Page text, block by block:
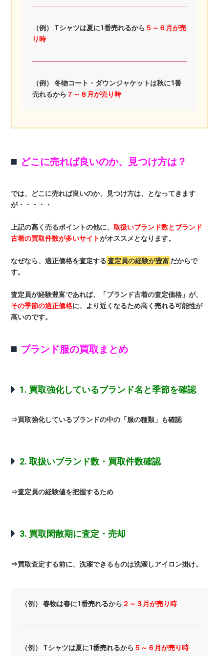
（例） Tシャツは夏に1番売れるから ５～６月が売
り時
（例） 冬物コート・ダウンジャケットは秋に1番
売れるから ７～８月が売り時
どこに売れば良いのか、見つけ方は？
では、どこに売れば良いのか、見つけ方は、となってきます
が・・・・・
上記の高く売るポイントの他に、取扱いブランド数とブランド
古着の買取件数が多いサイトがオススメとなります。
なぜなら、適正価格を査定する 査定員の経験が豊富 だからで
す。
査定員が経験豊富であれば、「ブランド古着の査定価格」が、
その季節の適正価格に、より近くなるため高く売れる可能性が
高いのです。
ブランド服の買取まとめ
1. 買取強化しているブランド名と季節を確認
⇒買取強化しているブランドの中の「服の種類」も確認
2. 取扱いブランド数・買取件数確認
⇒査定員の経験値を把握するため
3. 買取閑散期に査定・売却
⇒買取査定する前に、洗濯できるものは洗濯しアイロン掛け。
（例） 春物は春に1番売れるから ２～３月が売り時
（例） Tシャツは夏に1番売れるから ５～６月が売り時